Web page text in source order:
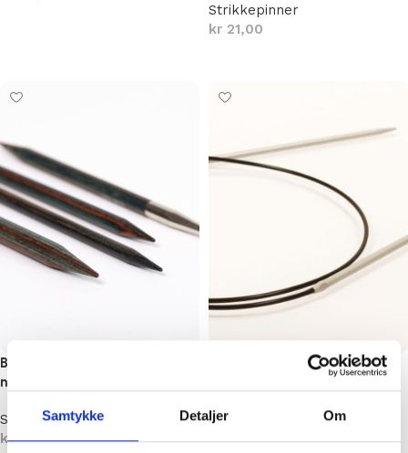
Samtykke Detaljer Om
Strikkepinner
kr 21,00
Brass interchangeable circular
needle
Strikkepinner
kr66,00
Rundpinne 60 cm
kr39,00 80,00
Velg alternativ